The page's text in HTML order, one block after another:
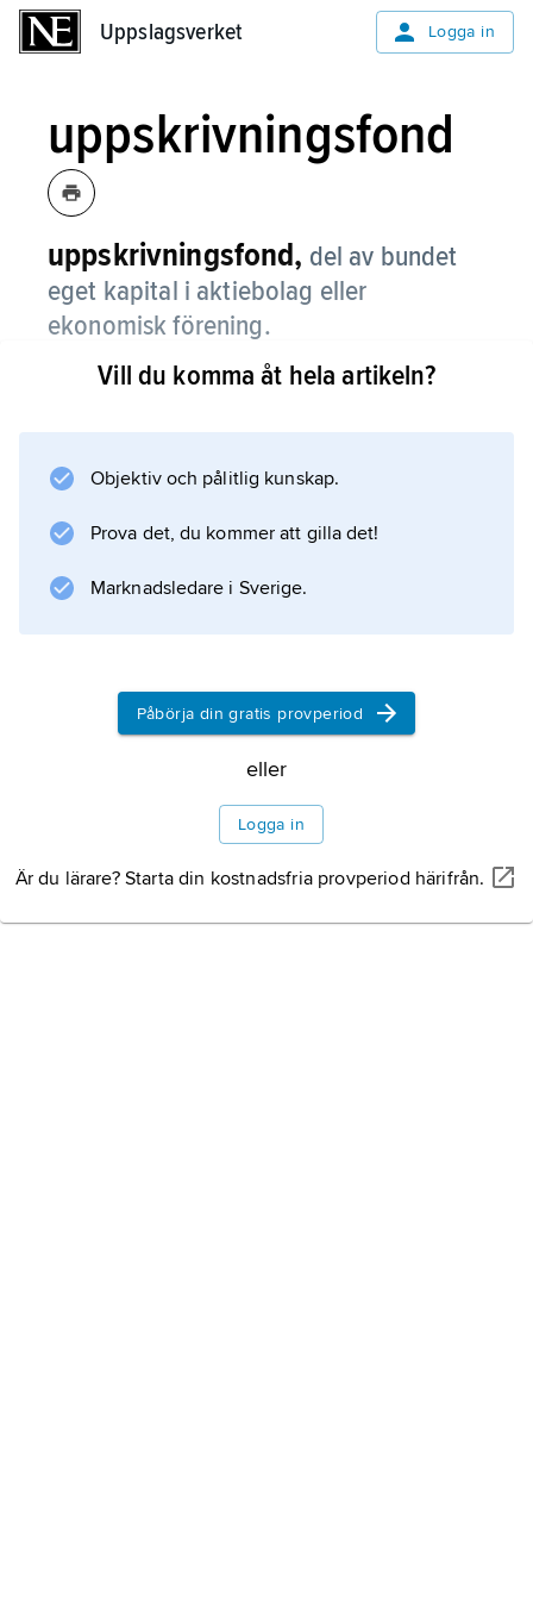
Uppslagsverket Logga in
uppskrivningsfond
uppskrivningsfond, del av bundet
eget kapital i aktiebolag eller
ekonomisk förening.
Uppskrivningsfond kan uppstå genom
Information om artikeln
Vill du komma åt hela artikeln?
Objektiv och pålitlig kunskap.
Prova det, du kommer att gilla det!
Marknadsledare i Sverige.
Påbörja din gratis provperiod
eller
Logga in
Är du lärare? Starta din kostnadsfria provperiod härifrån.